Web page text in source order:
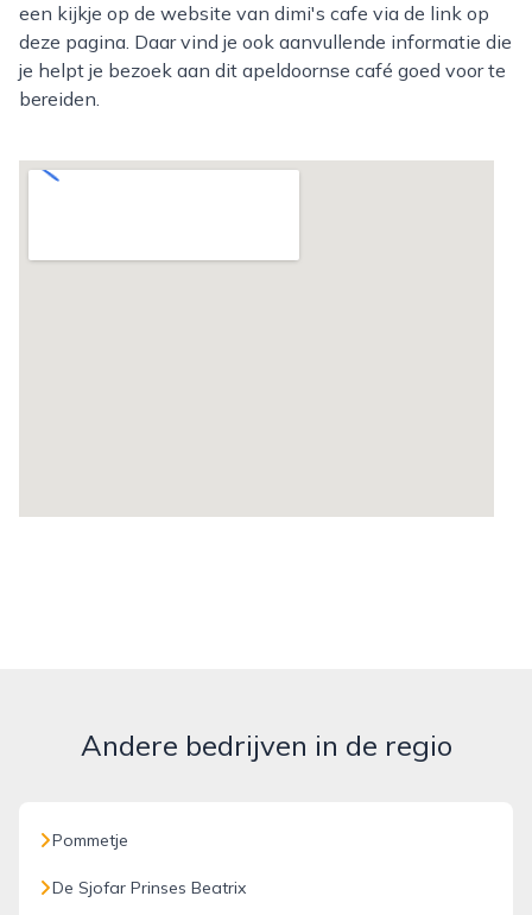
een kijkje op de website van dimi's cafe via de link op
deze pagina. Daar vind je ook aanvullende informatie die
je helpt je bezoek aan dit apeldoornse café goed voor te
bereiden.
Andere bedrijven in de regio
Pommetje
De Sjofar Prinses Beatrix